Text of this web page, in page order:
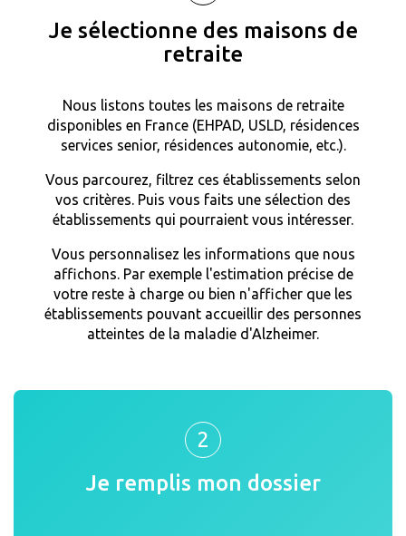
Je sélectionne des maisons de
retraite
Nous listons toutes les maisons de retraite
disponibles en France (EHPAD, USLD, résidences
services senior, résidences autonomie, etc.).
Vous parcourez, filtrez ces établissements selon
vos critères. Puis vous faits une sélection des
établissements qui pourraient vous intéresser.
Vous personnalisez les informations que nous
affichons. Par exemple l'estimation précise de
votre reste à charge ou bien n'afficher que les
établissements pouvant accueillir des personnes
atteintes de la maladie d'Alzheimer.
2
Je remplis mon dossier